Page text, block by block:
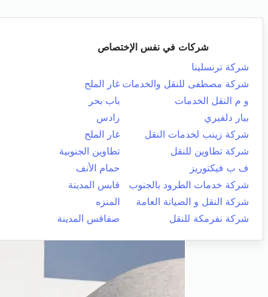
شركات في نفس الإختصاص
شركة ترنسلينا
شركة مصطفى للنقل والخدمات غار الملح
و م النقل الخدمات
باب بحر
بيار دلفيري
رادس
شركة زينب لخدمات النقل
غار الملح
شركة تطاوين للنقل
تطاوين الجنوبية
ف ب فيكتوريز
حمام الأنف
شركة خدمات الطرود بالجنوب
قابس المدينة
شركة النقل و الصيانة العامة
المنزه
شركة نفرمكة للنقل
صفاقس المدينة